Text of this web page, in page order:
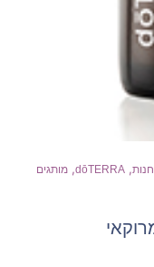
חנות,
dōTERRA
, מותגים